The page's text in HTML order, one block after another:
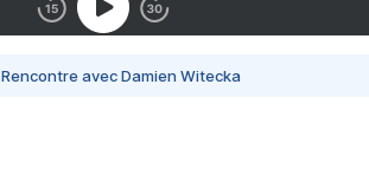
avec Damien Witecka